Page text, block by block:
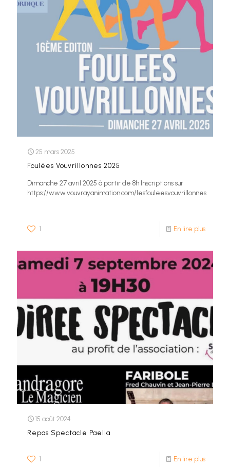
25 mars 2025
Foulées Vouvrillonnes 2025
Dimanche 27 avril 2025 à partir de 8h Inscriptions sur
https://www.vouvrayanimation.com/lesfouleesvouvrillonnes
1 En lire plus
15 août 2024
Repas Spectacle Paella
1 En lire plus